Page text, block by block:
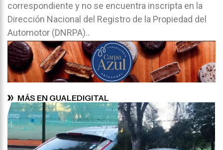
correspondiente y no se encuentra inscripta en la
Dirección Nacional del Registro de la Propiedad del
Automotor (DNRPA)..
MÁS EN GUALEDIGITAL